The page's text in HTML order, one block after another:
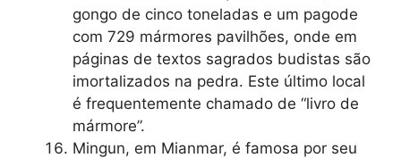
gongo de cinco toneladas e um pagode
com 729 mármores pavilhões, onde em
páginas de textos sagrados budistas são
imortalizados na pedra. Este último local
é frequentemente chamado de “livro de
mármore”.
Mingun, em Mianmar, é famosa por seu